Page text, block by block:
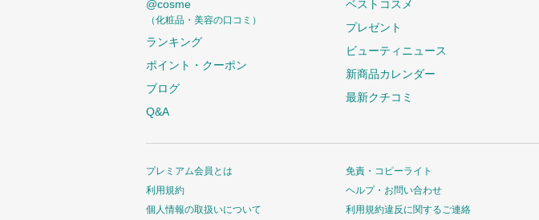
@cosme
（化粧品・美容の口コミ）
ランキング
ポイント・クーポン
ブログ
Q&A
ベストコスメ
プレゼント
ビューティニュース
新商品カレンダー
最新クチコミ
プレミアム会員とは
利用規約
個人情報の取扱いについて
免責・コピーライト
ヘルプ・お問い合わせ
利用規約違反に関するご連絡